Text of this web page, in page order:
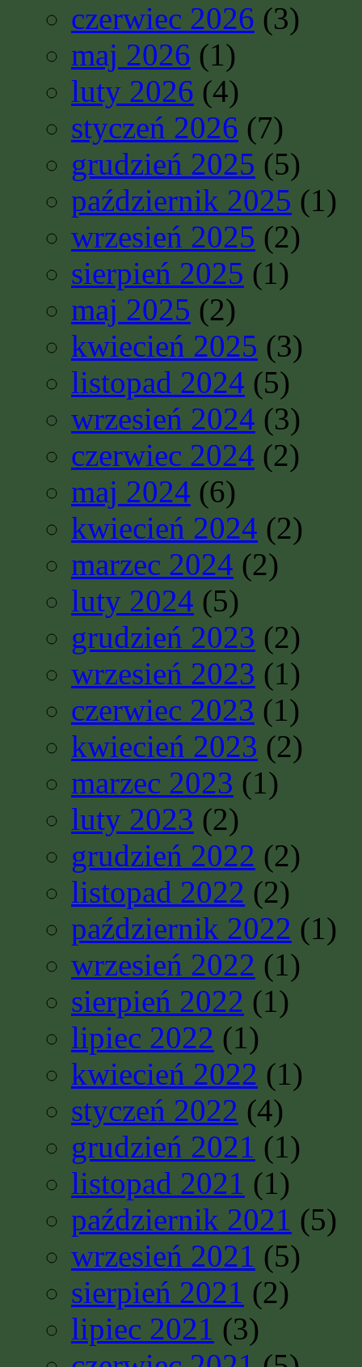
czerwiec 2026 (3)
maj 2026 (1)
luty 2026 (4)
styczeń 2026 (7)
grudzień 2025 (5)
październik 2025 (1)
wrzesień 2025 (2)
sierpień 2025 (1)
maj 2025 (2)
kwiecień 2025 (3)
listopad 2024 (5)
wrzesień 2024 (3)
czerwiec 2024 (2)
maj 2024 (6)
kwiecień 2024 (2)
marzec 2024 (2)
luty 2024 (5)
grudzień 2023 (2)
wrzesień 2023 (1)
czerwiec 2023 (1)
kwiecień 2023 (2)
marzec 2023 (1)
luty 2023 (2)
grudzień 2022 (2)
listopad 2022 (2)
październik 2022 (1)
wrzesień 2022 (1)
sierpień 2022 (1)
lipiec 2022 (1)
kwiecień 2022 (1)
styczeń 2022 (4)
grudzień 2021 (1)
listopad 2021 (1)
październik 2021 (5)
wrzesień 2021 (5)
sierpień 2021 (2)
lipiec 2021 (3)